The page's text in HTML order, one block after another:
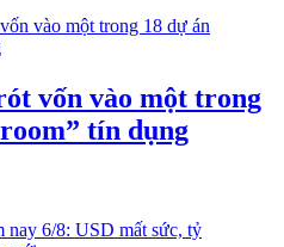
vốn vào một trong
tín dụng